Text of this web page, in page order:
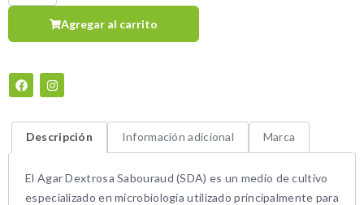
Agregar al carrito
Descripción Información adicional Marca
El Agar Dextrosa Sabouraud (SDA) es un medio de cultivo
especializado en microbiología utilizado principalmente para